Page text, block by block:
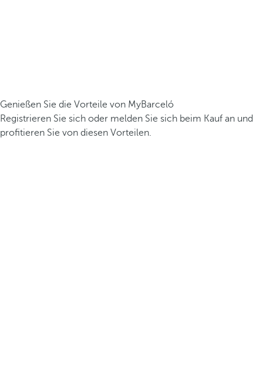
Genießen Sie die Vorteile von MyBarceló
Registrieren Sie sich oder melden Sie sich beim Kauf an und
profitieren Sie von diesen Vorteilen.